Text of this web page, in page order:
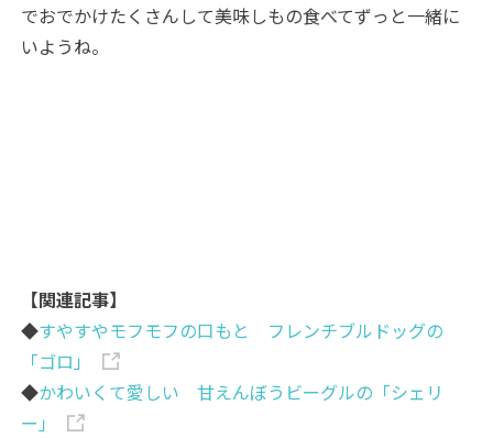
でおでかけたくさんして美味しもの食べてずっと一緒に
いようね。
【関連記事】
◆すやすやモフモフの口もと フレンチブルドッグの
「ゴロ」
◆かわいくて愛しい 甘えんぼうビーグルの「シェリ
ー」